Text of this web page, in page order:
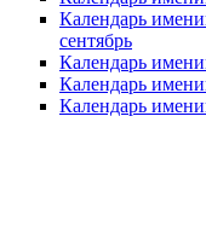
Календарь
сентябрь
Календарь
Календарь
Календарь